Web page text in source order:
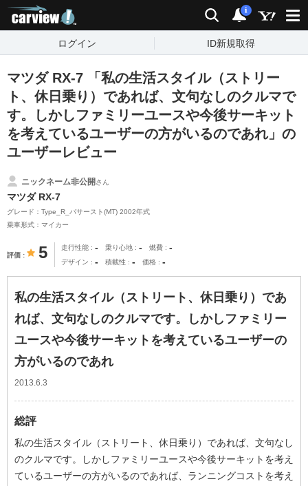
検索 通知
i
ログイン ID新規取得
マツダ RX-7 「私の生活スタイル（ストリー
ト、休日乗り）であれば、文句なしのクルマで
す。しかしファミリーユースや今後サーキット
を考えているユーザーの方がいるのであれ」の
ユーザーレビュー
ニックネーム非公開さん
マツダ RX-7
グレード：Type_R_バサースト(MT) 2002年式
乗車形式：マイカー
評価 5 走行性能 - 乗り心地 - 燃費 -
デザイン - 積載性 - 価格 -
私の生活スタイル（ストリート、休日乗り）であ
れば、文句なしのクルマです。しかしファミリー
ユースや今後サーキットを考えているユーザーの
方がいるのであれ
2013.6.3
総評
私の生活スタイル（ストリート、休日乗り）であれば、文句なし
のクルマです。しかしファミリーユースや今後サーキットを考え
ているユーザーの方がいるのであれば、ランニングコストを考え